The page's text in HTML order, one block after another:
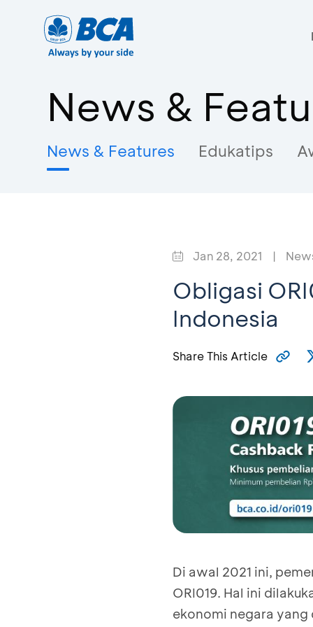
News &
News & Features Edukatips
Jan 28, 2021 |
Obligasi
Indonesia
Share This Article
Di awal 2021 ini,
ORI019. Hal ini
ekonomi negara